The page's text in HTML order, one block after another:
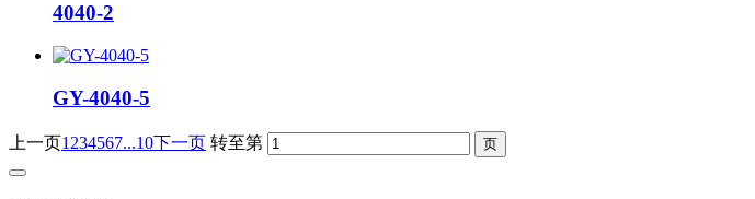
4040-2
GY-4040-5
上一页1 234567...10下一页 转至第